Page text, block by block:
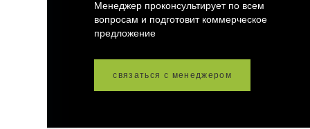
Менеджер проконсультирует по всем
вопросам и подготовит коммерческое
предложение
связаться с менеджером